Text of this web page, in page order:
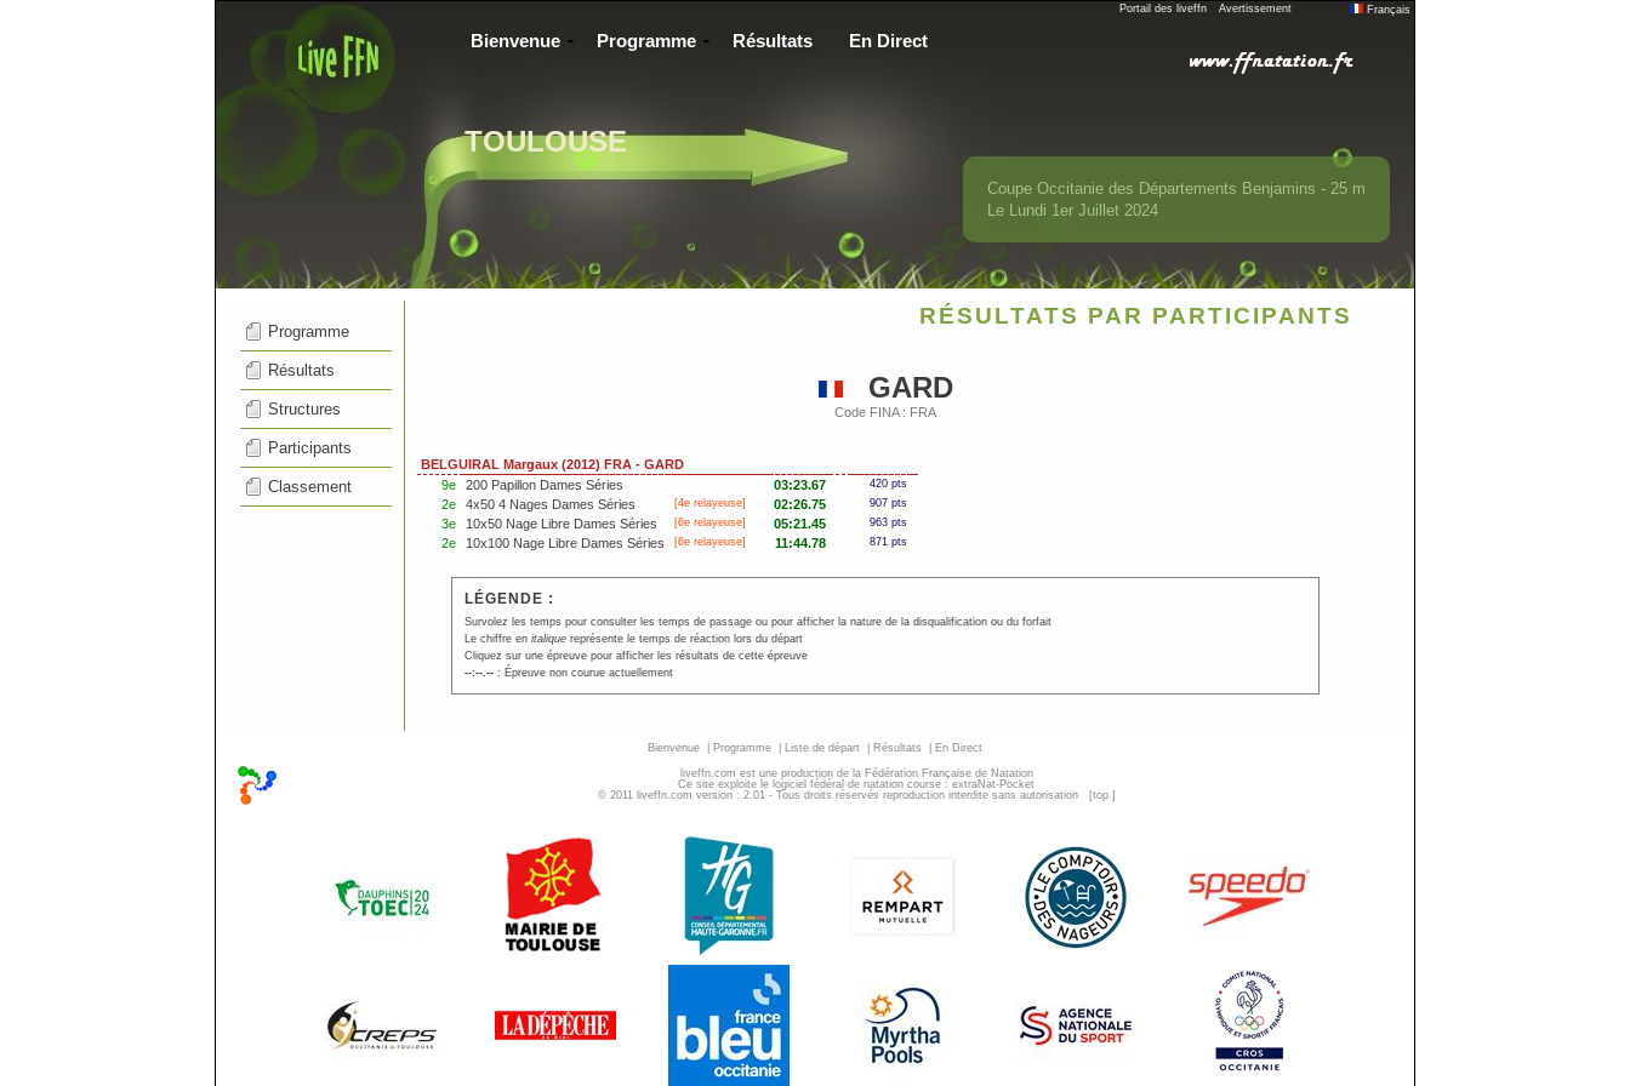
Portail des liveffn Avertissement Français
TOULOUSE
Coupe Occitanie des Départements Benjamins - 25 m
Le Lundi 1er Juillet 2024
Bienvenue Programme Résultats En Direct
Programme
Résultats
Structures
Participants
Classement
RÉSULTATS PAR PARTICIPANTS
GARD
Code FINA : FRA
BELGUIRAL Margaux (2012) FRA - GARD
9e
200 Papillon Dames Séries 03:23.67 420 pts
2e 4x50 4 Nages Dames Séries [4e relayeuse] 02:26.75 907 pts
3e 10x50 Nage Libre Dames Séries [6e relayeuse] 05:21.45 963 pts
2e 10x100 Nage Libre Dames Séries [6e relayeuse] 11:44.78 871 pts
LÉGENDE :
Survolez les temps pour consulter les temps de passage ou pour afficher la nature de la disqualification ou du forfait
Le chiffre en italiquereprésente le temps de réaction lors du départ
Cliquez sur une épreuve pour afficher les résultats de cette épreuve
--:--.--: Épreuve non courue actuellement
Bienvenue Programme Liste de départ Résultats En Direct
liveffn.com est une production de la Fédération Française de Natation
Ce site exploite le logiciel fédéral de natation course : extraNat-Pocket
© 2011 liveffn.com version : 2.01 - Tous droits réservés reproduction interdite sans autorisation
[top ]